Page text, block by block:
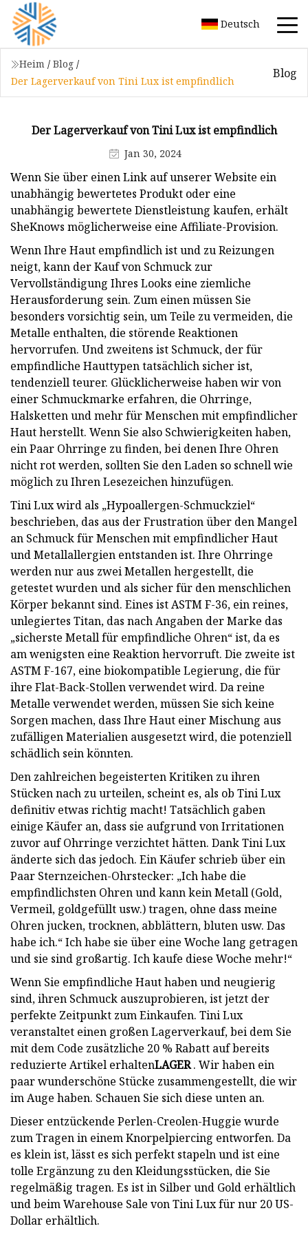
Deutsch
Heim / Blog /
Der Lagerverkauf von Tini Lux ist empfindlich
Blog
Der Lagerverkauf von Tini Lux ist empfindlich
Jan 30, 2024
Wenn Sie über einen Link auf unserer Website ein
unabhängig bewertetes Produkt oder eine
unabhängig bewertete Dienstleistung kaufen, erhält
SheKnows möglicherweise eine Affiliate-Provision.
Wenn Ihre Haut empfindlich ist und zu Reizungen
neigt, kann der Kauf von Schmuck zur
Vervollständigung Ihres Looks eine ziemliche
Herausforderung sein. Zum einen müssen Sie
besonders vorsichtig sein, um Teile zu vermeiden, die
Metalle enthalten, die störende Reaktionen
hervorrufen. Und zweitens ist Schmuck, der für
empfindliche Hauttypen tatsächlich sicher ist,
tendenziell teurer. Glücklicherweise haben wir von
einer Schmuckmarke erfahren, die Ohrringe,
Halsketten und mehr für Menschen mit empfindlicher
Haut herstellt. Wenn Sie also Schwierigkeiten haben,
ein Paar Ohrringe zu finden, bei denen Ihre Ohren
nicht rot werden, sollten Sie den Laden so schnell wie
möglich zu Ihren Lesezeichen hinzufügen.
Tini Lux wird als „Hypoallergen-Schmuckziel“
beschrieben, das aus der Frustration über den Mangel
an Schmuck für Menschen mit empfindlicher Haut
und Metallallergien entstanden ist. Ihre Ohrringe
werden nur aus zwei Metallen hergestellt, die
getestet wurden und als sicher für den menschlichen
Körper bekannt sind. Eines ist ASTM F-36, ein reines,
unlegiertes Titan, das nach Angaben der Marke das
„sicherste Metall für empfindliche Ohren“ ist, da es
am wenigsten eine Reaktion hervorruft. Die zweite ist
ASTM F-167, eine biokompatible Legierung, die für
ihre Flat-Back-Stollen verwendet wird. Da reine
Metalle verwendet werden, müssen Sie sich keine
Sorgen machen, dass Ihre Haut einer Mischung aus
zufälligen Materialien ausgesetzt wird, die potenziell
schädlich sein könnten.
Den zahlreichen begeisterten Kritiken zu ihren
Stücken nach zu urteilen, scheint es, als ob Tini Lux
definitiv etwas richtig macht! Tatsächlich gaben
einige Käufer an, dass sie aufgrund von Irritationen
zuvor auf Ohrringe verzichtet hätten. Dank Tini Lux
änderte sich das jedoch. Ein Käufer schrieb über ein
Paar Sternzeichen-Ohrstecker: „Ich habe die
empfindlichsten Ohren und kann kein Metall (Gold,
Vermeil, goldgefüllt usw.) tragen, ohne dass meine
Ohren jucken, trocknen, abblättern, bluten usw. Das
habe ich.“ Ich habe sie über eine Woche lang getragen
und sie sind großartig. Ich kaufe diese Woche mehr!“
Wenn Sie empfindliche Haut haben und neugierig
sind, ihren Schmuck auszuprobieren, ist jetzt der
perfekte Zeitpunkt zum Einkaufen. Tini Lux
veranstaltet einen großen Lagerverkauf, bei dem Sie
mit dem Code zusätzliche 20 % Rabatt auf bereits
reduzierte Artikel erhaltenLAGER. Wir haben ein
paar wunderschöne Stücke zusammengestellt, die wir
im Auge haben. Schauen Sie sich diese unten an.
Dieser entzückende Perlen-Creolen-Huggie wurde
zum Tragen in einem Knorpelpiercing entworfen. Da
es klein ist, lässt es sich perfekt stapeln und ist eine
tolle Ergänzung zu den Kleidungsstücken, die Sie
regelmäßig tragen. Es ist in Silber und Gold erhältlich
und beim Warehouse Sale von Tini Lux für nur 20 US-
Dollar erhältlich.